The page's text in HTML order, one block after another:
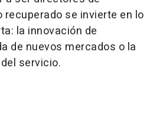
recuperado se invierte en lo
la innovación de
de nuevos mercados o la
servicio.